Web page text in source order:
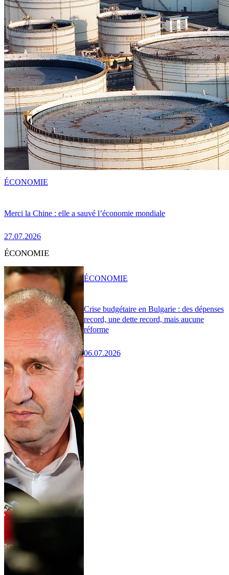
Merci la Chine : elle a sauvé l’économie mondiale
27.07.2026
ÉCONOMIE
ÉCONOMIE
Crise budgétaire en Bulgarie : des dépenses
record, une dette record, mais aucune
réforme
06.07.2026
ÉCONOMIE